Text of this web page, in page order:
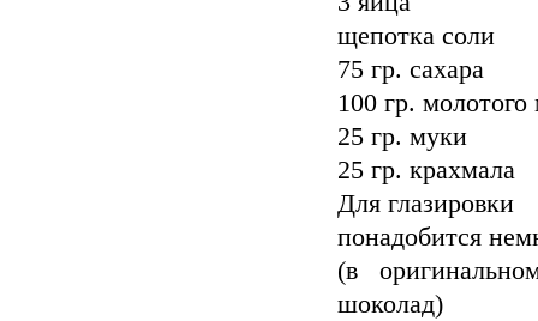
щепотка соли
75 гр. сахара
100 гр.
25 гр. муки
25 гр. крахмала
Для глазировки
понадобится
(в
шоколад)